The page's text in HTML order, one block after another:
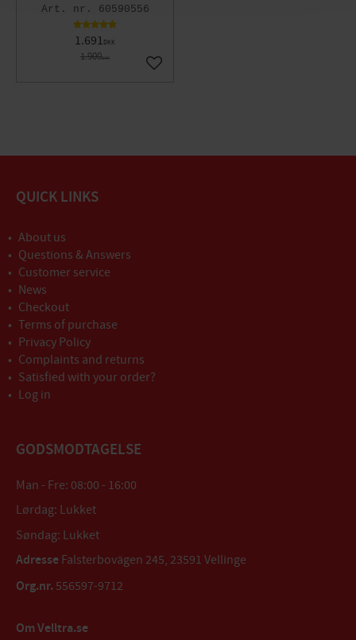
60590556
1.691DKK
1.900DKK
Gem som favorit
QUICK LINKS
About us
Questions & Answers
Customer service
News
Checkout
Terms of purchase
Privacy Policy
Complaints and returns
Satisfied with your order?
Log in
GODSMODTAGELSE
Man - Fre: 08:00 - 16:00
Lørdag: Lukket
Søndag: Lukket
Adresse Falsterbovägen 245, 23591 Vellinge
Org.nr. 556597-9712
Om Velltra.se